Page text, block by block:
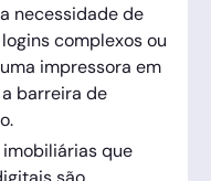
necessidade de
complexos ou
impressora em
barreira de
que